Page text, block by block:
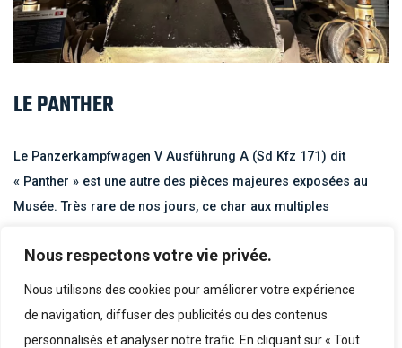
Nous respectons votre vie privée.
Nous utilisons des cookies pour améliorer votre expérience
de navigation, diffuser des publicités ou des contenus
personnalisés et analyser notre trafic. En cliquant sur « Tout
LE PANTHER
Le Panzerkampfwagen V Ausführung A (Sd Kfz 171) dit
« Panther » est une autre des pièces majeures exposées au
Musée. Très rare de nos jours, ce char aux multiples
IIIème Reich. Particulièrement solide, il est l’un des meilleurs
chars allemands jamais conçu. Plus de 650 Panther prennent
part à la Bataille de Normandie et quasiment aucun ne franchit
la Seine lors de la fuite de la 7
Armée Allemande.